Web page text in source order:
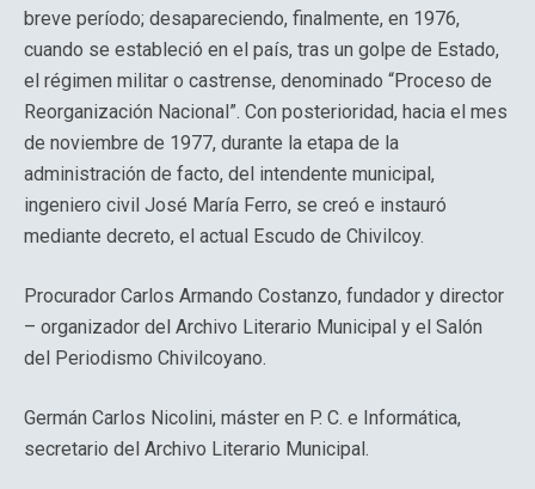
breve período; desapareciendo, finalmente, en 1976,
cuando se estableció en el país, tras un golpe de Estado,
el régimen militar o castrense, denominado “Proceso de
Reorganización Nacional”. Con posterioridad, hacia el mes
de noviembre de 1977, durante la etapa de la
administración de facto, del intendente municipal,
ingeniero civil José María Ferro, se creó e instauró
mediante decreto, el actual Escudo de Chivilcoy.
Procurador Carlos Armando Costanzo, fundador y director
– organizador del Archivo Literario Municipal y el Salón
del Periodismo Chivilcoyano.
Germán Carlos Nicolini, máster en P. C. e Informática,
secretario del Archivo Literario Municipal.